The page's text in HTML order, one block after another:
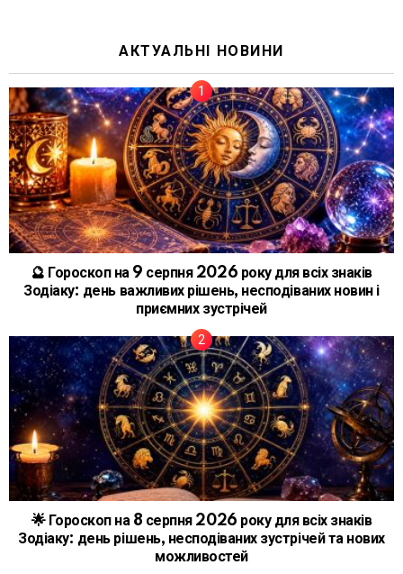
АКТУАЛЬНІ НОВИНИ
🔮 Гороскоп на 9 серпня 2026 року для всіх знаків
Зодіаку: день важливих рішень, несподіваних новин і
приємних зустрічей
🌟 Гороскоп на 8 серпня 2026 року для всіх знаків
Зодіаку: день рішень, несподіваних зустрічей та нових
можливостей